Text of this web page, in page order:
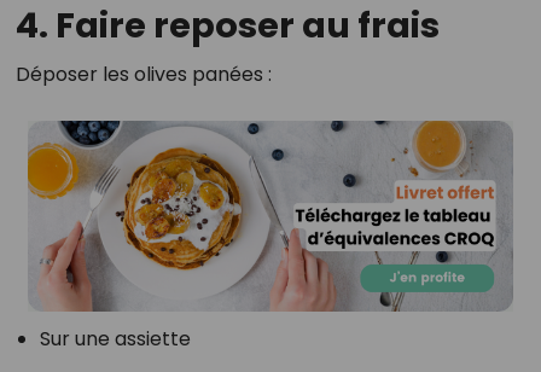
4. Faire reposer au frais
Déposer les olives panées :
Sur une assiette